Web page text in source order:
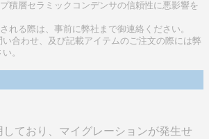
積層セラミックコンデンサの信頼性に悪影響を
れる際は、事前に弊社まで御連絡ください。
合わせ、及び記載アイテムのご注文の際には弊
。
ており、マイグレーションが発生せ